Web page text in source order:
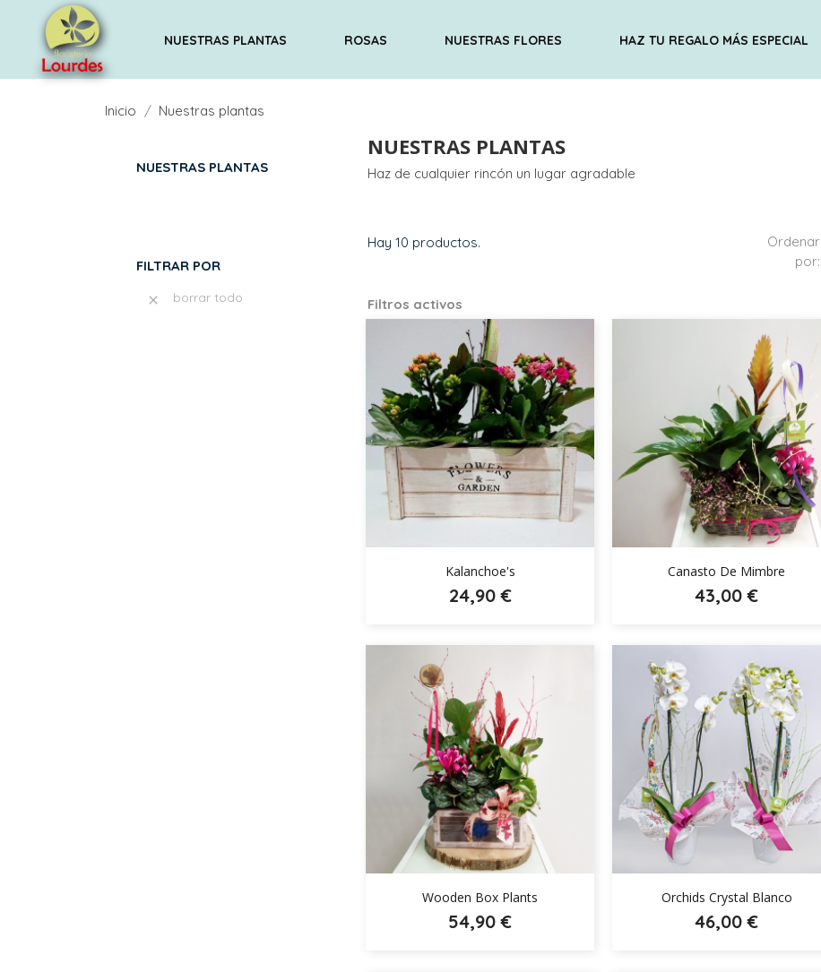
NUESTRAS PLANTAS ROSAS NUESTRAS FLORES HAZ TU REGALO MÁS ESPECIAL
Inicio Nuestras plantas
NUESTRAS PLANTAS
FILTRAR POR
 borrar todo
NUESTRAS PLANTAS
Haz de cualquier rincón un lugar agradable
Hay 10 productos.
Ordenar
por:
Filtros activos

Kalanchoe's
24,90 € 
Canasto De Mimbre
43,00 €

Wooden Box Plants
54,90 € 
Orchids Crystal Blanco
46,00 €